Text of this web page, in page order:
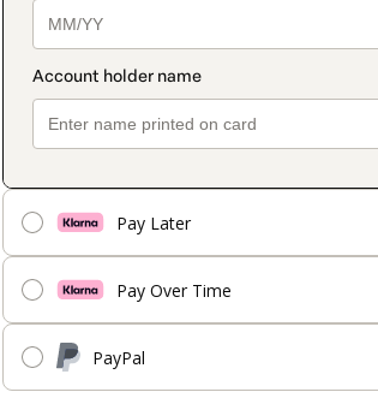
Pay Later
Pay Over Time
PayPal